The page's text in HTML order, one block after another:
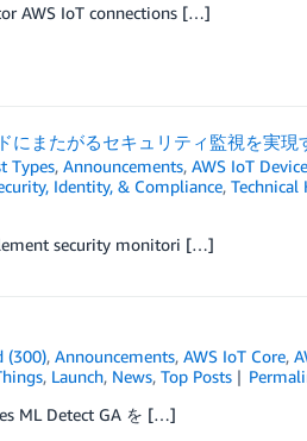
AWS IoT connections […]
またがるセキュリティ監視を実現
Types,Announcements,AWS IoT
Identity, & Compliance, Technical
security monitori […]
(300),Announcements,AWS IoT Core,
, Launch, News, Top Posts
ML Detect GA を […]